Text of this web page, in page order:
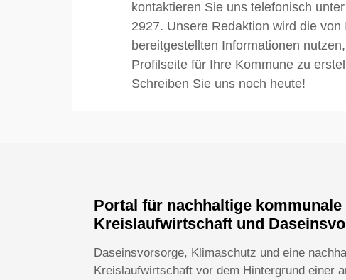
kontaktieren Sie uns telefonisch
2927. Unsere Redaktion wird die von
bereitgestellten Informationen
Profilseite für Ihre Kommune zu
Schreiben Sie uns noch heute!
Portal für nachhaltige kommunale
Kreislaufwirtschaft und
Daseinsvorsorge, Klimaschutz und eine
Kreislaufwirtschaft vor dem Hintergrund einer